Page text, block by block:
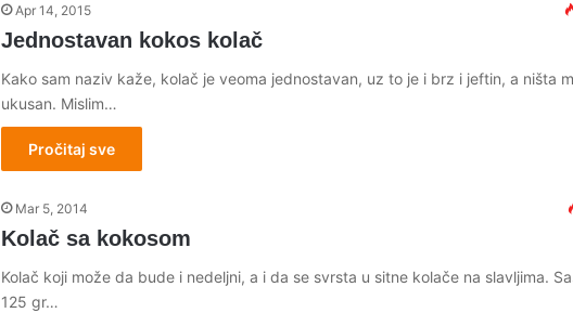
Apr 14, 2015
Jednostavan kokos kolač
Kako sam naziv kaže, kolač je veoma jednostavan, uz to je i brz i jeftin, a ništa
ukusan. Mislim…
Pročitaj sve
Mar 5, 2014
Kolač sa kokosom
Kolač koji može da bude i nedeljni, a i da se svrsta u sitne kolače na slavljima.
125 gr…